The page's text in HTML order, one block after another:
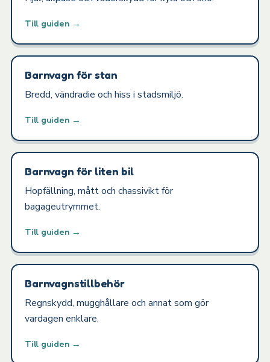
Till guiden →
Barnvagn för stan
Bredd, vändradie och hiss i stadsmiljö.
Till guiden →
Barnvagn för liten bil
Hopfällning, mått och chassivikt för
bagageutrymmet.
Till guiden →
Barnvagnstillbehör
Regnskydd, mugghållare och annat som gör
vardagen enklare.
Till guiden →